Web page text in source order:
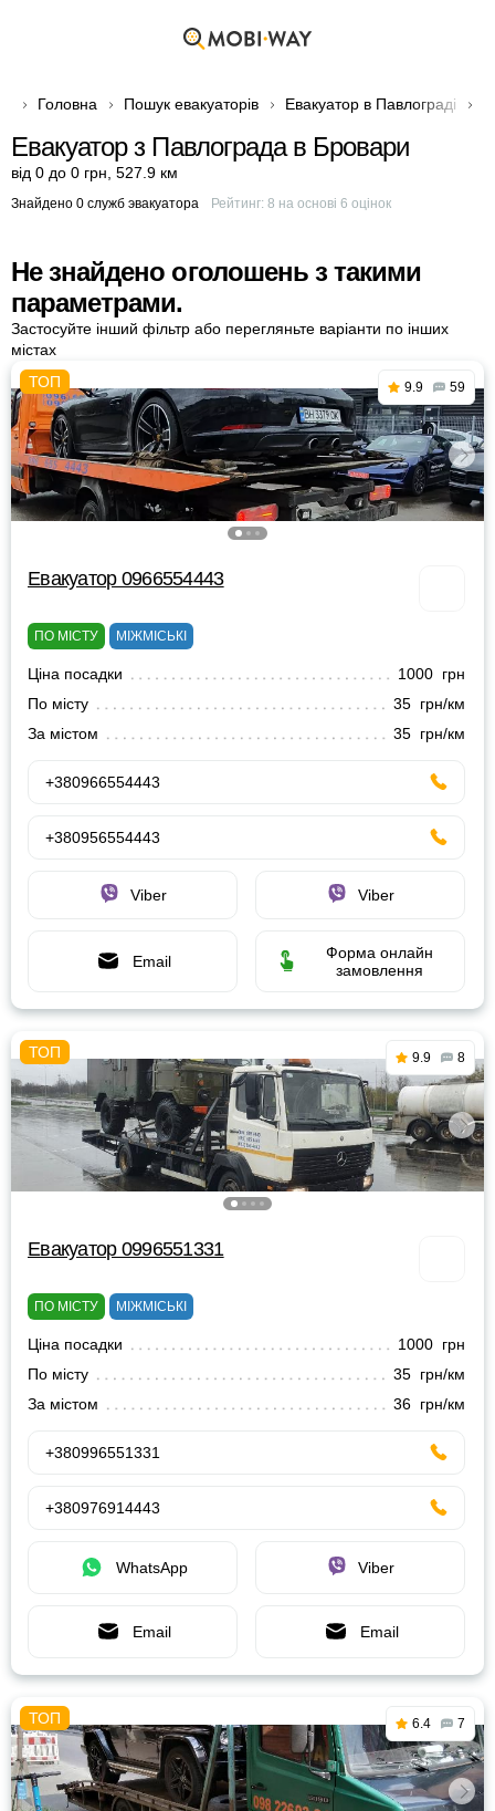
Головна Пошук евакуаторів Евакуатор в Павлограді
Евакуатор з Павлограда в Бровари
від 0 до 0 грн 527.9 км
Знайдено 0 служб эвакуатора Рейтинг: 8 на основі 6 оцінок
Не знайдено оголошень з такими
параметрами.
Застосуйте інший фільтр або перегляньте варіанти по інших
містах
9.9 59
Евакуатор 0966554443
ПО МІСТУ МІЖМІСЬКІ
Ціна посадки
1000 грн
По місту
35 грн/км
За містом
35 грн/км
+380966554443
+380956554443
Viber Viber
Email
Форма онлайн
замовлення
9.9 8
Евакуатор 0996551331
ПО МІСТУ МІЖМІСЬКІ
Ціна посадки
1000 грн
По місту
35 грн/км
За містом
36 грн/км
+380996551331
+380976914443
WhatsApp Viber
Email Email
6.4 7